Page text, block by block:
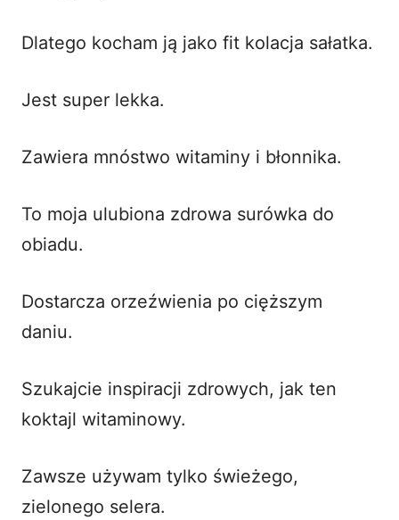
Dlatego kocham ją jako fit kolacja sałatka.
Jest super lekka.
Zawiera mnóstwo witaminy i błonnika.
To moja ulubiona zdrowa surówka do
obiadu.
Dostarcza orzeźwienia po cięższym
daniu.
Szukajcie inspiracji zdrowych, jak ten
koktajl witaminowy.
Zawsze używam tylko świeżego,
zielonego selera.